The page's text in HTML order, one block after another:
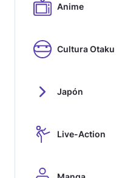
Anime
Cultura Otaku
Japón
Live-Action